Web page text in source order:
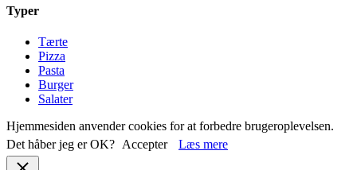
Typer
Tærte
Pizza
Pasta
Burger
Salater
Hjemmesiden anvender cookies for at forbedre brugeroplevelsen.
Det håber jeg er OK? Accepter Læs mere